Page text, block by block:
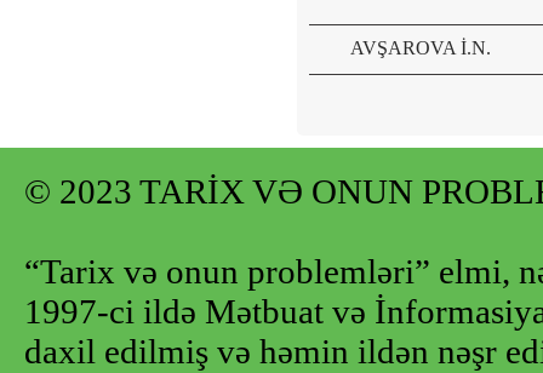
AVŞAROVA İ.N.
© 2023 TARİX VƏ ONUN
“Tarix və onun problemləri” elmi,
1997-ci ildə Mətbuat və
daxil edilmiş və həmin ildən nəşr